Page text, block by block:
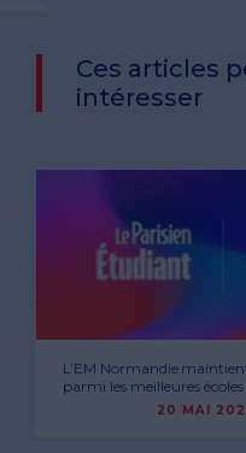
Ces articles
intéresser
L’EM Normandie
parmi les meilleures
20 MAI